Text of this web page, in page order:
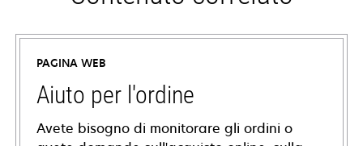
PAGINA WEB
Aiuto per l'ordine
Avete bisogno di monitorare gli ordini o